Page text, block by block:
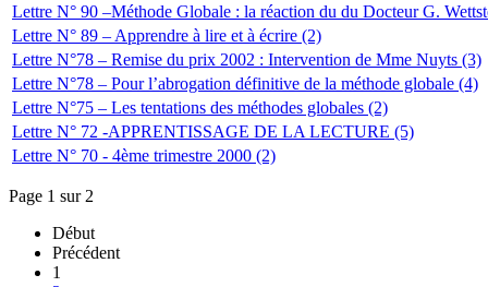
Lettre N° 90 –Méthode Globale : la réaction du du Docteur G.
Lettre N° 89 – Apprendre à lire et à écrire (2)
Lettre N°78 – Remise du prix 2002 : Intervention de Mme Nuyts (3)
Lettre N°78 – Pour l’abrogation définitive de la méthode globale (4)
Lettre N°75 – Les tentations des méthodes globales (2)
Lettre N° 72 -APPRENTISSAGE DE LA LECTURE (5)
Lettre N° 70 - 4ème trimestre 2000 (2)
Page 1 sur 2
Début
Précédent
1